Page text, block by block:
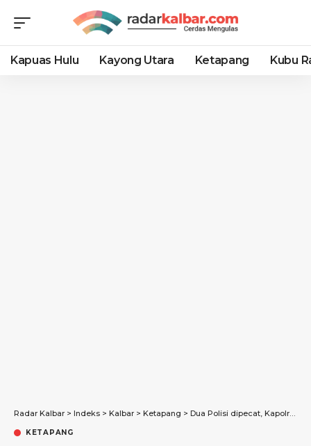
Kapuas Hulu Kayong Utara Ketapang Kubu
Radar Kalbar > Indeks > Kalbar > Ketapang > Dua Polisi dipecat, Kapolres Ketapang : “Cukuplah Hari Ini, Jangan Ada Lagi!”
KETAPANG